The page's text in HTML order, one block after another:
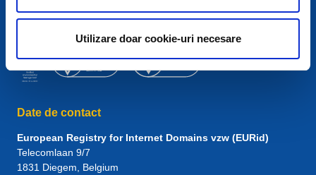
Utilizare doar cookie-uri necesare
Date de contact
European Registry for Internet Domains vzw (EURid)
Telecomlaan 9/7
1831 Diegem , Belgium